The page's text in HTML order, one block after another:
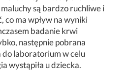
są bardzo ruchliwe i
co ma wpływ na wyniki
badanie krwi
następnie pobrana
do laboratorium w celu
wystąpiła u dziecka.